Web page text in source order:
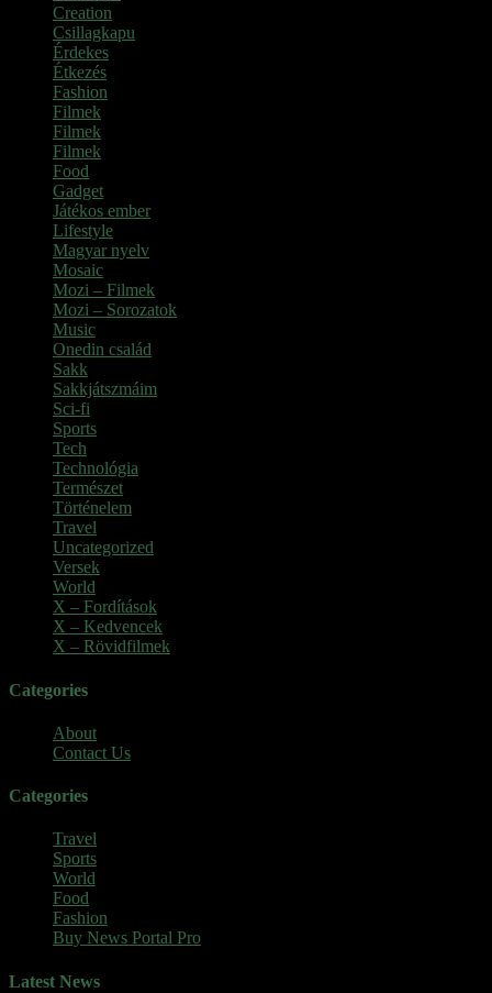
Creation
Csillagkapu
Érdekes
Étkezés
Fashion
Filmek
Filmek
Filmek
Food
Gadget
Játékos ember
Lifestyle
Magyar nyelv
Mosaic
Mozi – Filmek
Mozi – Sorozatok
Music
Onedin család
Sakk
Sakkjátszmáim
Sci-fi
Sports
Tech
Technológia
Természet
Történelem
Travel
Uncategorized
Versek
World
X – Fordítások
X – Kedvencek
X – Rövidfilmek
Categories
About
Contact Us
Categories
Travel
Sports
World
Food
Fashion
Buy News Portal Pro
Latest News